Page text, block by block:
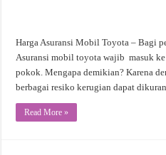
Harga Asuransi Mobil Toyota – Bagi
Asuransi mobil toyota wajib masuk
pokok. Mengapa demikian? Karena
berbagai resiko kerugian dapat
Read More »